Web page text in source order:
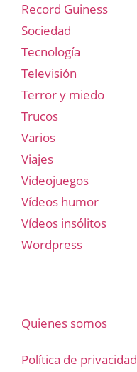
Record Guiness
Sociedad
Tecnología
Televisión
Terror y miedo
Trucos
Varios
Viajes
Videojuegos
Vídeos humor
Vídeos insólitos
Wordpress
Quienes somos
Política de privacidad